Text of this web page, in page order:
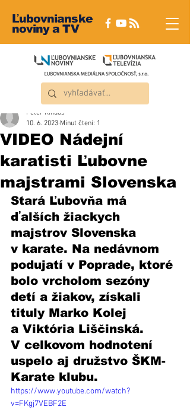
Ľubovnianske
noviny a TV
VIDEO Nádejní
karatisti Ľubovne
majstrami Slovenska
Peter Rindoš
10. 6. 2023 Minut čtení: 1
Stará Ľubovňa má
ďalších žiackych
majstrov Slovenska
v karate. Na nedávnom
podujatí v Poprade, ktoré
bolo vrcholom sezóny
detí a žiakov, získali
tituly Marko Kolej
a Viktória Liščinská.
V celkovom hodnotení
uspelo aj družstvo ŠKM-
Karate klubu.
https://www.youtube.com/watch?
v=FKgj7VEBF2E